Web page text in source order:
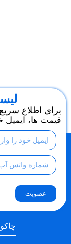
برای اطلاع
قیمت ها، ایمیل
عضویت
چاکو